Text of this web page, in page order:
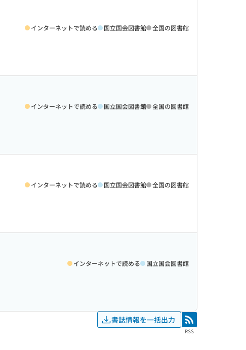
インターネットで読める 国立国会図書館 全国の図書館
インターネットで読める 国立国会図書館 全国の図書館
インターネットで読める 国立国会図書館 全国の図書館
インターネットで読める 国立国会図書館
書誌情報を一括出力 RSS
RSS